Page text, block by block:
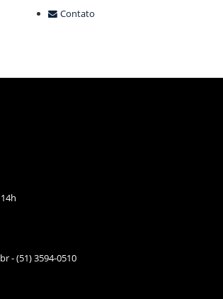
Contato
- (51) 3594-0510